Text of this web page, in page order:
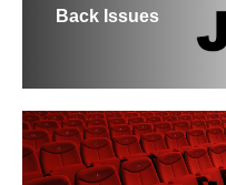
Back Issues